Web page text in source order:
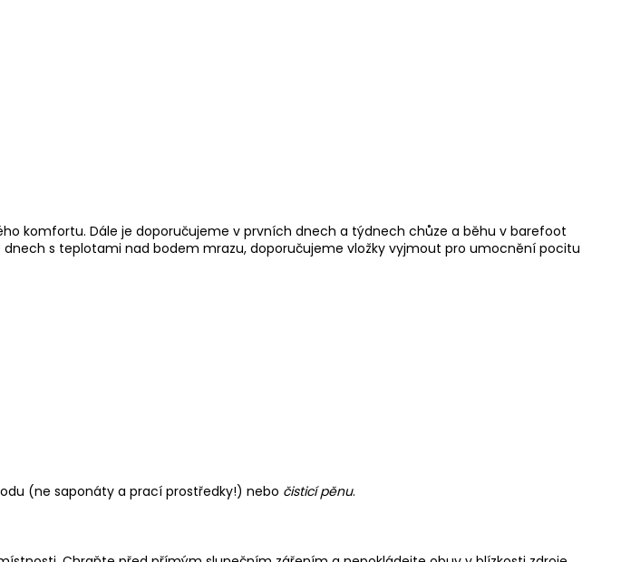
komfortu. Dále je doporučujeme v prvních dnech a týdnech chůze a běhu v barefoot
s teplotami nad bodem mrazu, doporučujeme vložky vyjmout pro umocnění pocitu
(ne saponáty a prací prostředky!) nebo čisticí pěnu.